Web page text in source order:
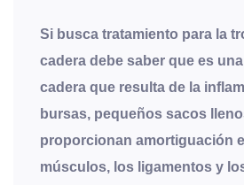
Si busca tratamiento para la
cadera debe saber que es
cadera que resulta de la
bursas, pequeños sacos
proporcionan amortiguación
músculos, los ligamentos y